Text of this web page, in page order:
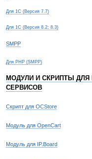
Для 1С (Версия 7.7)
Для 1С (Версия 8.2; 8.3)
SMPP
Для PHP (SMPP)
МОДУЛИ И СКРИПТЫ ДЛЯ
СЕРВИСОВ
Скрипт для OCStore
Модуль для OpenCart
Модуль для IP.Board